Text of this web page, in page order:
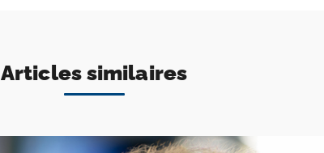
Articles similaires